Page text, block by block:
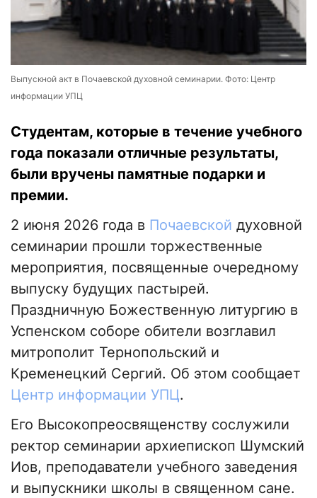
Выпускной акт в Почаевской духовной семинарии. Фото: Центр
информации УПЦ
Студентам, которые в течение учебного
года показали отличные результаты,
были вручены памятные подарки и
премии.
2 июня 2026 года в Почаевской духовной
семинарии прошли торжественные
мероприятия, посвященные очередному
выпуску будущих пастырей.
Праздничную Божественную литургию в
Успенском соборе обители возглавил
митрополит Тернопольский и
Кременецкий Сергий. Об этом сообщает
Центр информации УПЦ.
Его Высокопреосвященству сослужили
ректор семинарии архиепископ Шумский
Иов, преподаватели учебного заведения
и выпускники школы в священном сане.